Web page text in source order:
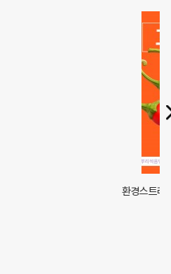
최강자 고추엔탄제로